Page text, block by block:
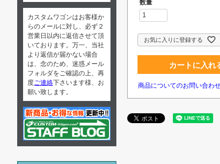
カスタムワゴンはお客様か
らのメールに対し、必ず２
営業日以内に返信させて頂
いております。万一、当社
より返信が届かない場合
は、念のため、迷惑メール
フォルダをご確認の上、再
度 ご連絡下さいます様、お
願い致します。
お気に入りに登録する
カートに入れ
商品についてのお問い合わ